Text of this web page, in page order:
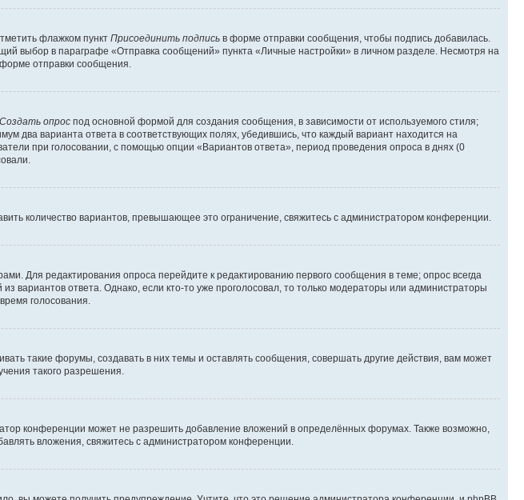
флажком пункт Присоединить подпись в форме отправки сообщения, чтобы подпись добавилась.
выбор в параграфе «Отправка сообщений» пункта «Личные настройки» в личном разделе. Несмотря на
отправки сообщения.
Создать опрос под основной формой для создания сообщения, в зависимости от используемого стиля;
два варианта ответа в соответствующих полях, убедившись, что каждый вариант находится на
при голосовании, с помощью опции «Вариантов ответа», период проведения опроса в днях (0
количество вариантов, превышающее это ограничение, свяжитесь с администратором конференции.
Для редактирования опроса перейдите к редактированию первого сообщения в теме; опрос всегда
вариантов ответа. Однако, если кто-то уже проголосовал, то только модераторы или администраторы
голосования.
такие форумы, создавать в них темы и оставлять сообщения, совершать другие действия, вам может
такого разрешения.
конференции может не разрешить добавление вложений в определённых форумах. Также возможно,
вложения, свяжитесь с администратором конференции.